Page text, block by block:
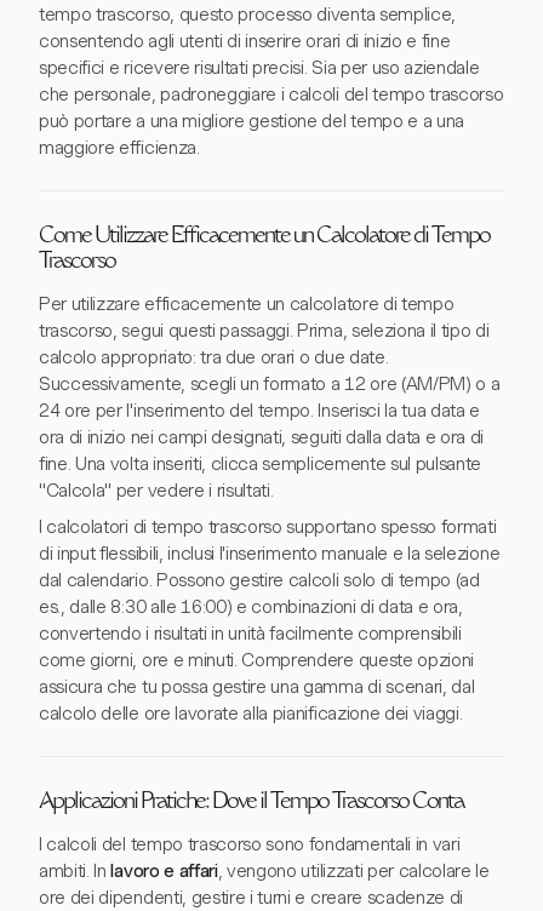
tempo trascorso, questo processo diventa semplice,
consentendo agli utenti di inserire orari di inizio e fine
specifici e ricevere risultati precisi. Sia per uso aziendale
che personale, padroneggiare i calcoli del tempo trascorso
può portare a una migliore gestione del tempo e a una
maggiore efficienza.
Come Utilizzare Efficacemente un Calcolatore di Tempo
Trascorso
Per utilizzare efficacemente un calcolatore di tempo
trascorso, segui questi passaggi. Prima, seleziona il tipo di
calcolo appropriato: tra due orari o due date.
Successivamente, scegli un formato a 12 ore (AM/PM) o a
24 ore per l'inserimento del tempo. Inserisci la tua data e
ora di inizio nei campi designati, seguiti dalla data e ora di
fine. Una volta inseriti, clicca semplicemente sul pulsante
"Calcola" per vedere i risultati.
I calcolatori di tempo trascorso supportano spesso formati
di input flessibili, inclusi l'inserimento manuale e la selezione
dal calendario. Possono gestire calcoli solo di tempo (ad
es., dalle 8:30 alle 16:00) e combinazioni di data e ora,
convertendo i risultati in unità facilmente comprensibili
come giorni, ore e minuti. Comprendere queste opzioni
assicura che tu possa gestire una gamma di scenari, dal
calcolo delle ore lavorate alla pianificazione dei viaggi.
Applicazioni Pratiche: Dove il Tempo Trascorso Conta
I calcoli del tempo trascorso sono fondamentali in vari
ambiti. Inlavoro e affari, vengono utilizzati per calcolare le
ore dei dipendenti, gestire i turni e creare scadenze di